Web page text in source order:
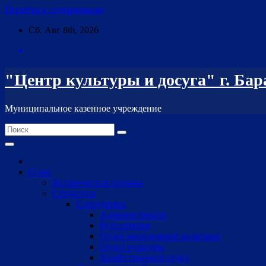
Перейти к содержимому
Сб. Авг 8th, 2026
"Центр культуры и досуга" г.
Муниципальное казенное учреждение
О нас
Историческая справка
Структура
Сотрудники
Администрация
Бухгалтерия
Отдел молодежной политики
Отдел культуры
Хозяйственный отдел